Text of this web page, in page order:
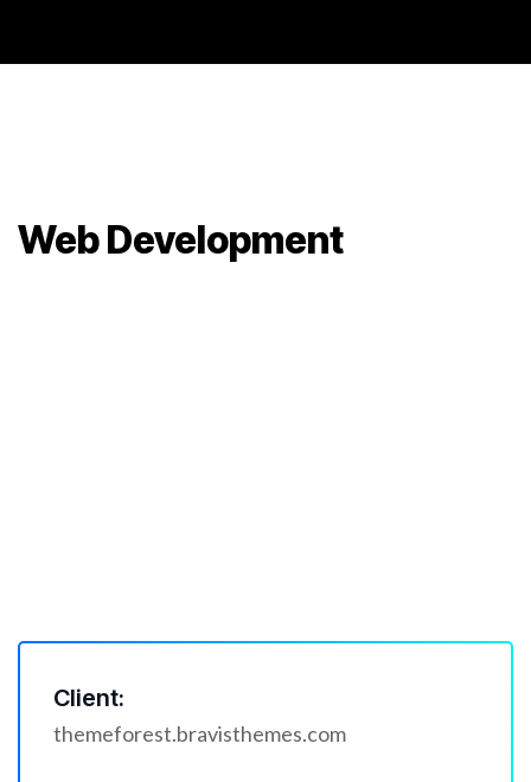
Web Development
Client:
themeforest.bravisthemes.com